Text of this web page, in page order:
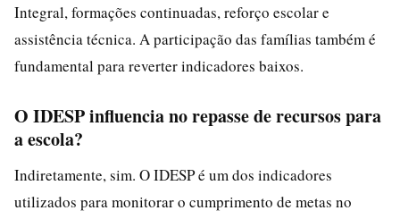
Integral, formações continuadas, reforço escolar e
assistência técnica. A participação das famílias também é
fundamental para reverter indicadores baixos.
O IDESP influencia no repasse de recursos para
a escola?
Indiretamente, sim. O IDESP é um dos indicadores
utilizados para monitorar o cumprimento de metas no